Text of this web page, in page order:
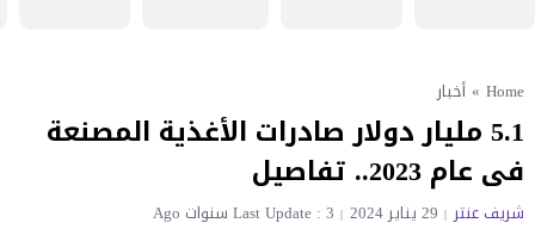
Home
» أخبار
5.1 مليار دولار صادرات الأغذية المصنعة
فى عام 2023.. تفاصيل
شريف عنتر 29 يناير 2024 Last Update : 3 سنوات Ago